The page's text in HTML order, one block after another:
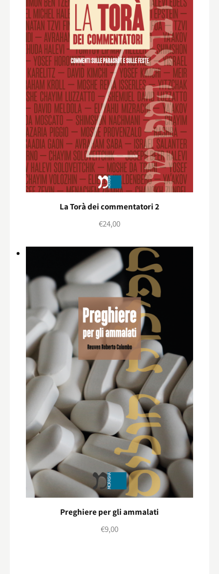
La Torà dei commentatori 2
€24,00
Preghiere per gli ammalati
€9,00